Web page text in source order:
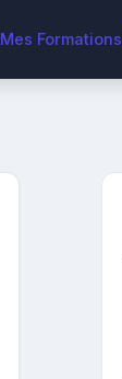
Mes Formations